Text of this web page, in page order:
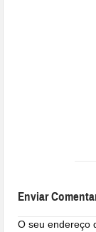
Enviar
O seu endereço